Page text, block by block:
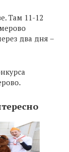
Там 11-12
два дня –